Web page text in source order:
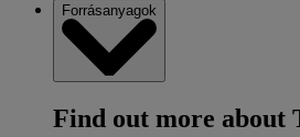
Forrásanyagok
Find out more about